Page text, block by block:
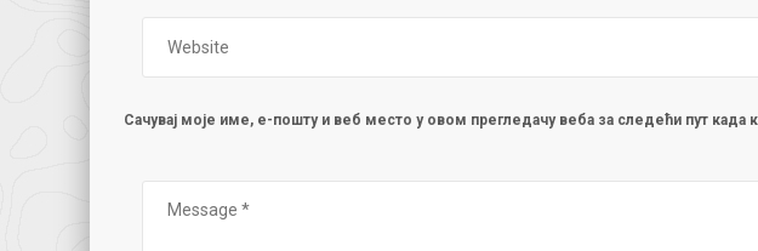
Сачувај моје име, е-пошту и веб место у овом прегледачу веба за следећи пут